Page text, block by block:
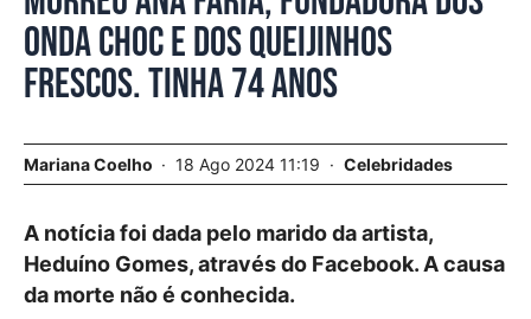
Onda Choc e dos Queijinhos
Frescos. Tinha 74 anos
Mariana Coelho 18 Ago 2024 11:19 Celebridades
A notícia foi dada pelo marido da artista,
Heduíno Gomes, através do Facebook. A causa
da morte não é conhecida.